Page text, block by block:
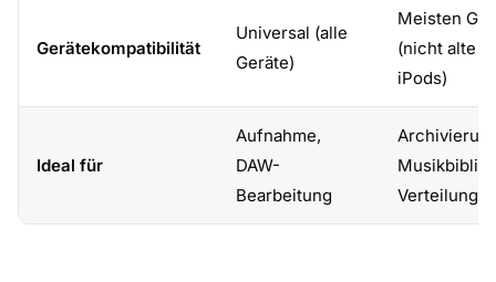
Gerätekompatibilität
Universal (alle
Geräte)
Meisten
(nicht alte
iPods)
Ideal für
Aufnahme,
DAW-
Bearbeitung
Verteilung